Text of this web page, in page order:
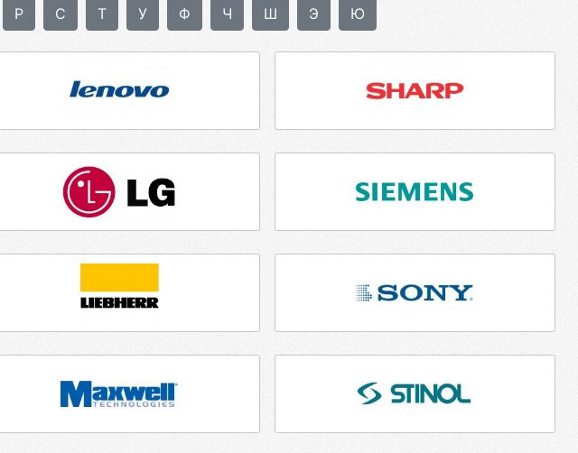
Р С Т У Ф Ч Ш Э Ю